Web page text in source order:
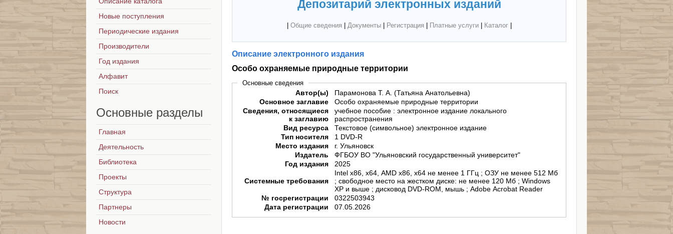
Депозитарий электронных изданий
Общие сведения Документы| Регистрация Платные услуги| Каталог|
Описание электронного издания
Особо охраняемые природные территории
Основные сведения
Автор(ы)
Парамонова Т. А. (Татьяна Анатольевна)
Основное заглавие
Особо охраняемые природные территории
Сведения, относящиеся
к заглавию
учебное пособие : электронное издание локального
распространения
Вид ресурса
Текстовое (символьное) электронное издание
Тип носителя
1 DVD-R
Место издания
г. Ульяновск
Издатель
ФГБОУ ВО "Ульяновский государственный университет"
Год издания
2025
Системные требования
Intel x86, x64, AMD x86, x64 не менее 1 ГГц ; ОЗУ не менее 512 Мб
; свободное место на жестком диске: не менее 120 Мб ; Windows
XP и выше ; дисковод DVD-ROM, мышь ; Adobe Acrobat Reader
№ госрегистрации
0322503943
Дата регистрации
07.05.2026
Новые поступления
Периодические издания
Производители
Год издания
Алфавит
Поиск
Основные разделы
Главная
Деятельность
Библиотека
Проекты
Структура
Партнеры
Новости